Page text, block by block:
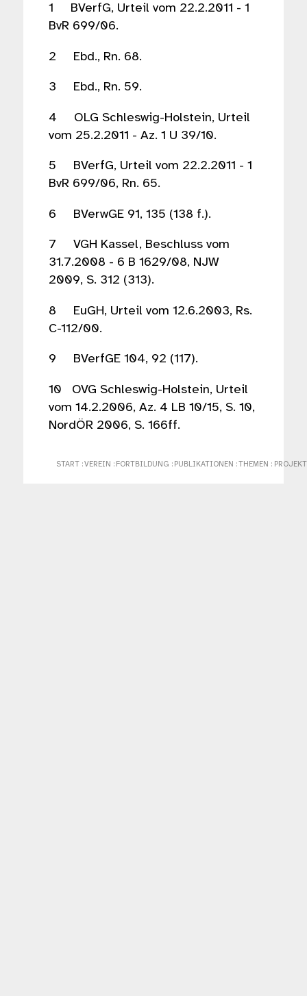
1 BVerfG, Urteil vom 22.2.2011 - 1
BvR 699/06.
2 Ebd., Rn. 68.
3 Ebd., Rn. 59.
4 OLG Schleswig-Holstein, Urteil
vom 25.2.2011 - Az. 1 U 39/10.
5 BVerfG, Urteil vom 22.2.2011 - 1
BvR 699/06, Rn. 65.
6 BVerwGE 91, 135 (138 f.).
7 VGH Kassel, Beschluss vom
31.7.2008 - 6 B 1629/08, NJW
2009, S. 312 (313).
8 EuGH, Urteil vom 12.6.2003, Rs.
C-112/00.
9 BVerfGE 104, 92 (117).
10 OVG Schleswig-Holstein, Urteil
vom 14.2.2006, Az. 4 LB 10/15, S. 10,
NordÖR 2006, S. 166ff.
START: VEREIN : FORTBILDUNG : PUBLIKATIONEN : THEMEN :